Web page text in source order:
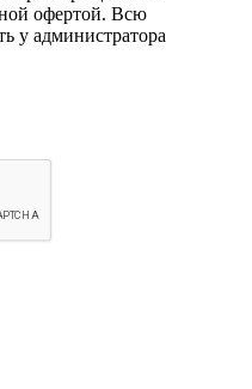
офертой. Всю
у администратора